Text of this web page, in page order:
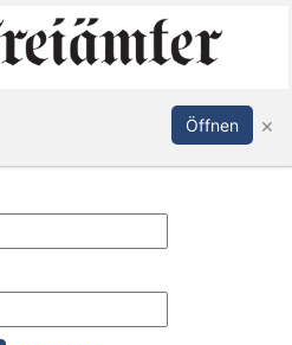
Abonnieren Anmelden
Öffnen ×